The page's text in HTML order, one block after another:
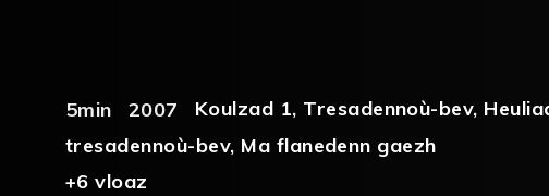
5min 2007 Koulzad 1, Tresadennoù-bev,
tresadennoù-bev, Ma flanedenn gaezh
+6 vloaz